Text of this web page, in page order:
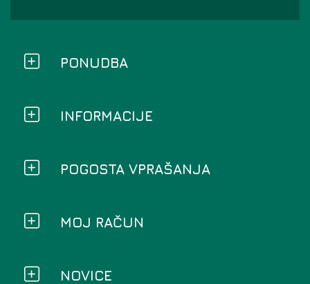
PONUDBA
INFORMACIJE
POGOSTA VPRAŠANJA
MOJ RAČUN
NOVICE